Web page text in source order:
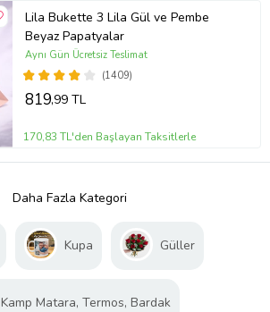
Lila Bukette 3 Lila Gül ve Pembe
Beyaz Papatyalar
(1409)
Aynı Gün Ücretsiz Teslimat
819,99 TL
170,83 TL'den Başlayan Taksitlerle
Daha Fazla Kategori
Kupa Güller
Kamp Matara, Termos, Bardak